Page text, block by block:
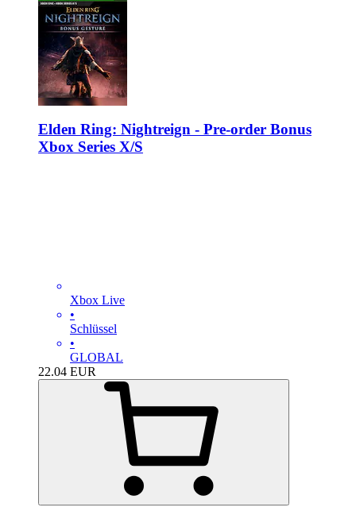
Elden Ring: Nightreign - Pre-order Bonus
Xbox Series X/S
Xbox Live
•
Schlüssel
•
GLOBAL
22.04 EUR